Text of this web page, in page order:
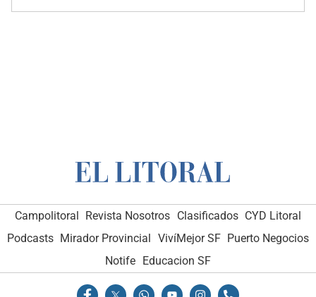
Campolitoral Revista Nosotros Clasificados CYD Litoral
Podcasts Mirador Provincial VivíMejor SF Puerto Negocios
Notife Educacion SF